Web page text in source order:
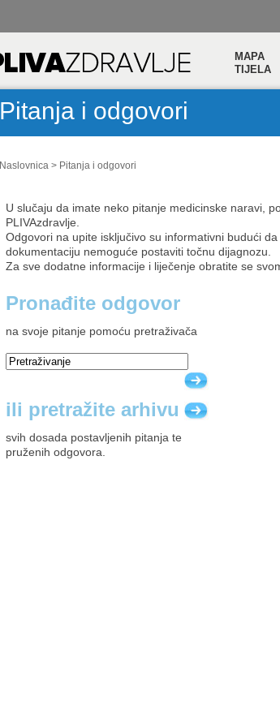
MAPA
TIJELA
Pitanja i odgovori
Naslovnica > Pitanja i odgovori
U slučaju da imate neko pitanje medicinske naravi,
PLIVAzdravlje.
Odgovori na upite isključivo su informativni budući
dokumentaciju nemoguće postaviti točnu dijagnozu.
Za sve dodatne informacije i liječenje obratite se
Pronađite odgovor
na svoje pitanje pomoću pretraživača
ili pretražite arhivu
svih dosada postavljenih pitanja te
pruženih odgovora.